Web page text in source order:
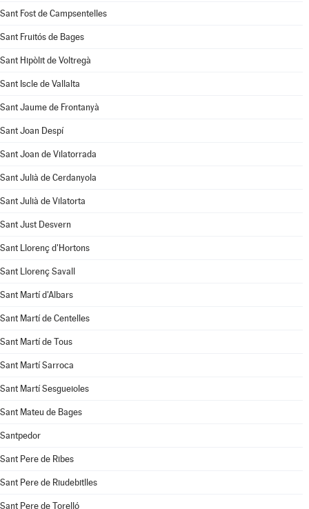
Sant Fost de Campsentelles
Sant Fruitós de Bages
Sant Hipòlit de Voltregà
Sant Iscle de Vallalta
Sant Jaume de Frontanyà
Sant Joan Despí
Sant Joan de Vilatorrada
Sant Julià de Cerdanyola
Sant Julià de Vilatorta
Sant Just Desvern
Sant Llorenç d'Hortons
Sant Llorenç Savall
Sant Martí d'Albars
Sant Martí de Centelles
Sant Martí de Tous
Sant Martí Sarroca
Sant Martí Sesgueioles
Sant Mateu de Bages
Santpedor
Sant Pere de Ribes
Sant Pere de Riudebitlles
Sant Pere de Torelló